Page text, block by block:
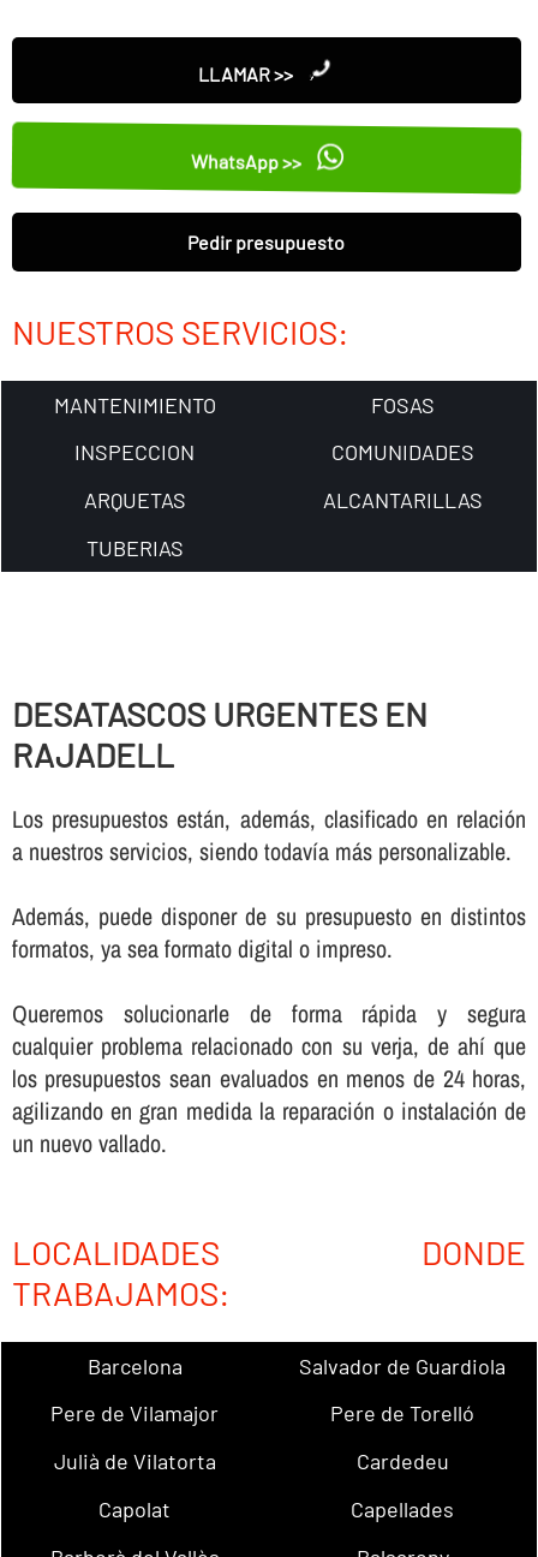
LLAMAR >>
WhatsApp >>
Pedir presupuesto
NUESTROS SERVICIOS:
MANTENIMIENTO
FOSAS
INSPECCION
COMUNIDADES
ARQUETAS
ALCANTARILLAS
TUBERIAS
DESATASCOS URGENTES EN
RAJADELL
Los presupuestos están, además, clasificado en relación
a nuestros servicios, siendo todaví­a más personalizable.
Además, puede disponer de su presupuesto en distintos
formatos, ya sea formato digital o impreso.
Queremos solucionarle de forma rápida y segura
cualquier problema relacionado con su verja, de ahí­ que
los presupuestos sean evaluados en menos de 24 horas,
agilizando en gran medida la reparación o instalación de
un nuevo vallado.
LOCALIDADES DONDE
TRABAJAMOS:
Barcelona
Salvador de Guardiola
Pere de Vilamajor
Pere de Torelló
Julià de Vilatorta
Cardedeu
Capolat
Capellades